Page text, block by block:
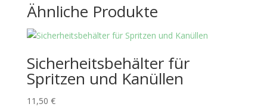
Ähnliche Produkte
Sicherheitsbehälter für
Spritzen und Kanüllen
11,50 €